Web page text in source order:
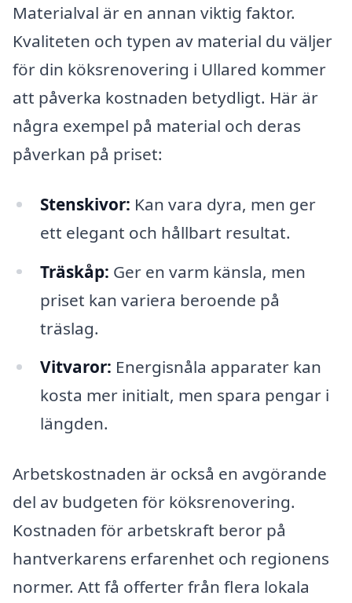
Materialval är en annan viktig faktor.
Kvaliteten och typen av material du väljer
för din köksrenovering i Ullared kommer
att påverka kostnaden betydligt. Här är
några exempel på material och deras
påverkan på priset:
Stenskivor: Kan vara dyra, men ger
ett elegant och hållbart resultat.
Träskåp: Ger en varm känsla, men
priset kan variera beroende på
träslag.
Vitvaror: Energisnåla apparater kan
kosta mer initialt, men spara pengar i
längden.
Arbetskostnaden är också en avgörande
del av budgeten för köksrenovering.
Kostnaden för arbetskraft beror på
hantverkarens erfarenhet och regionens
normer. Att få offerter från flera lokala